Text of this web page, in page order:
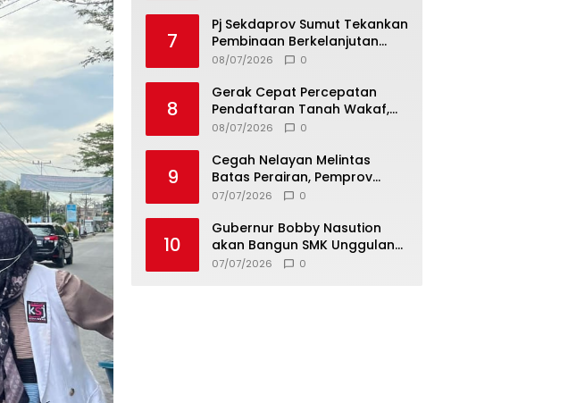
7
Pj Sekdaprov Sumut Tekankan
Pembinaan Berkelanjutan
untuk Lahirkan Generasi
08/07/2026 0
8
Gerak Cepat Percepatan
Pendaftaran Tanah Wakaf,
Kanwil Kemenag Sumut dan
MoU
08/07/2026 0
9
Cegah Nelayan Melintas
Batas Perairan, Pemprov
Sumut Siapkan Tiga Langkah
07/07/2026 0
10
Gubernur Bobby Nasution
akan Bangun SMK Unggulan
Pariwisata Berkonsep
07/07/2026 0